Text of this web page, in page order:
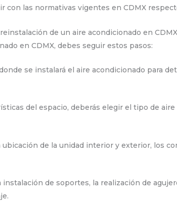
con las normativas vigentes en CDMX
de un aire acondicionado en
en CDMX, debes seguir estos pasos:
se instalará el aire acondicionado para
del espacio, deberás elegir el tipo de
ubicación de la unidad interior y exterior, los
de soportes, la realización de